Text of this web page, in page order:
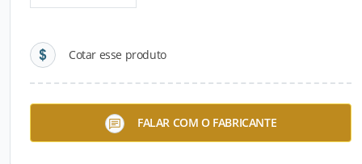
Cotar esse produto
FALAR COM O FABRICANTE
Detalhes do produto
Descrição do Produto
O Painel MDF Brunello, desenvolvido pela Sudati,
é inspirado em carvalhos com tonalidade suave e